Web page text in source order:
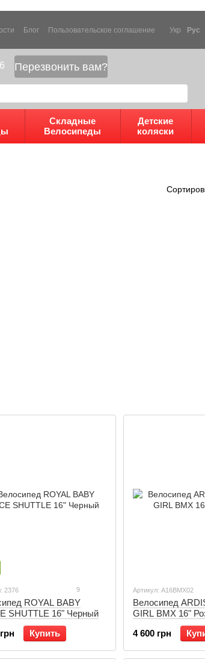
Блог Пользовательское соглашение Укр
Рус
Перезвонить вам?
Складные
Велосипеды
Детские
коляски
2376 9
ROYAL BABY
SHUTTLE 16" Черный
Купить
Артикул: A16BMX02
Велосипед
GIRL BMX 16"
4 600 грн